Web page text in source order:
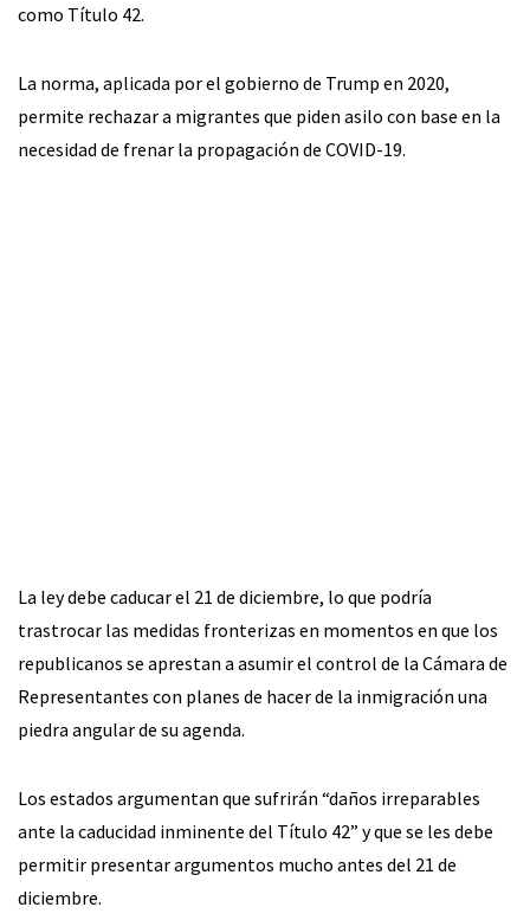
como Título 42.
La norma, aplicada por el gobierno de Trump en 2020,
permite rechazar a migrantes que piden asilo con base en la
necesidad de frenar la propagación de COVID-19.
La ley debe caducar el 21 de diciembre, lo que podría
trastrocar las medidas fronterizas en momentos en que los
republicanos se aprestan a asumir el control de la Cámara de
Representantes con planes de hacer de la inmigración una
piedra angular de su agenda.
Los estados argumentan que sufrirán “daños irreparables
ante la caducidad inminente del Título 42” y que se les debe
permitir presentar argumentos mucho antes del 21 de
diciembre.